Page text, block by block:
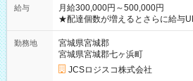
給与
月給300,000円～500,000円
★配達個数が増えるとさらに給与
ど！ ・主要都市エリア 月収55万円／週5日稼働 月収65万~112
万円／週6日稼働 ・地方郊外エリア 月収40万円／週5日稼働 月
収40万円~50万円／週6日稼働 ＜モデルイメージ＞ ■月収50万
円 (27歳男性/江東区在住)※元建築
(日休み) ■月収80万円(43歳男性/墨田区在住)※元営業 1日200個
勤務地
宮城県宮城郡
宮城県宮城郡七ヶ浜町
JCSロジスコ株式会社